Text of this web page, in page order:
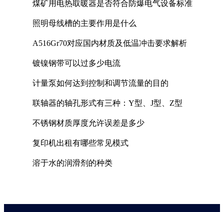
煤矿用电热取暖器是否符合防爆电气设备标准
照明母线槽的主要作用是什么
A516Gr70对应国内材质及低温冲击要求解析
镀镍钢带可以过多少电流
计量泵如何达到控制和调节流量的目的
联轴器的轴孔形式有三种：Y型、J型、Z型
不锈钢材质厚度允许误差是多少
复印机出租有哪些常见模式
溶于水的润滑剂的种类